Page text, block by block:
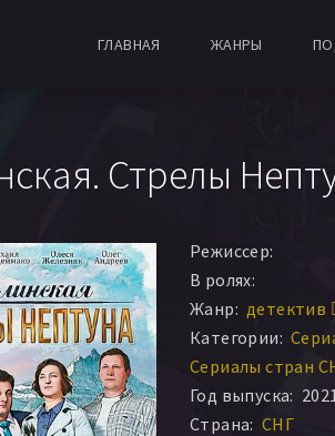
ГЛАВНАЯ ЖАНРЫ
Стрелы
Режиссер:
В ролях:
Жанр: детектив
Категории:
Сериалы стран
Год выпуска:
Страна: СНГ